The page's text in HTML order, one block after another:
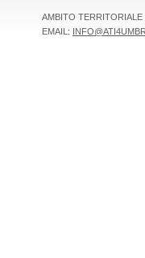
AMBITO TERRITORIALE
EMAIL: